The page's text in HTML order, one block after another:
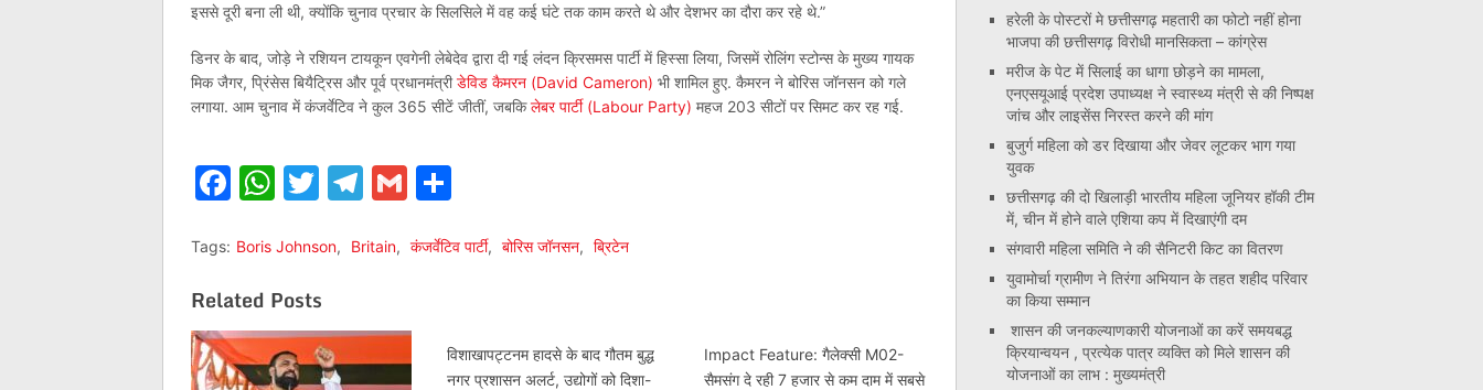
इससे दूरी बना ली थी, क्योंकि चुनाव प्रचार के सिलसिले में वह कई घंटे तक काम करते थे और देशभर का दौरा कर रहे थे.”
डिनर के बाद, जोड़े ने रशियन टायकून एवगेनी लेबेदेव द्वारा दी गई लंदन क्रिसमस पार्टी में हिस्सा लिया, जिसमें रोलिंग स्टोन्स के मुख्य गायक
मिक जैगर, प्रिंसेस बियैट्रिस और पूर्व प्रधानमंत्रीडेविड कैमरन (David Cameron) भी शामिल हुए. कैमरन ने बोरिस जॉनसन को गले
लगाया. आम चुनाव में कंजर्वेटिव ने कुल 365 सीटें जीतीं, जबकिलेबर पार्टी (Labour Party) महज 203 सीटों पर सिमट कर रह गई.
Facebook
WhatsApp
Twitter
Telegram
Gmail
Tags: Boris Johnson, Britain, कंजर्वेटिव पार्टी, बोरिस जॉनसन, ब्रिटेन
Related Posts
विशाखापट्टनम हादसे के बाद गौतम बुद्ध
नगर प्रशासन अलर्ट, उद्योगों को दिशा-
Impact Feature: गैलेक्सी M02-
सैमसंग दे रही 7 हजार से कम दाम में सबसे
हरेली के पोस्टरों मे छत्तीसगढ़ महतारी का फोटो नहीं होना
भाजपा की छत्तीसगढ़ विरोधी मानसिकता – कांग्रेस
मरीज के पेट में सिलाई का धागा छोड़ने का मामला,
एनएसयूआई प्रदेश उपाध्यक्ष ने स्वास्थ्य मंत्री से की निष्पक्ष
जांच और लाइसेंस निरस्त करने की मांग
बुजुर्ग महिला को डर दिखाया और जेवर लूटकर भाग गया
युवक
छत्तीसगढ़ की दो खिलाड़ी भारतीय महिला जूनियर हॉकी टीम
में, चीन में होने वाले एशिया कप में दिखाएंगी दम
संगवारी महिला समिति ने की सैनिटरी किट का वितरण
युवामोर्चा ग्रामीण ने तिरंगा अभियान के तहत शहीद परिवार
का किया सम्मान
शासन की जनकल्याणकारी योजनाओं का करें समयबद्ध
क्रियान्वयन , प्रत्येक पात्र व्यक्ति को मिले शासन की
योजनाओं का लाभ : मुख्यमंत्री